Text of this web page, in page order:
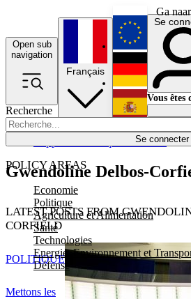
Ga
Open sub
navigation
Recherche
Se connecter
POLICY AREAS
Economie
Politique
Agriculture et Alimentation
Santé
Technologies
Energie, Environnement et
Défense
Économie
Français
English
Deutsch
Español
Se
Vous êtes
Gwendoline Delbos-
LATEST POSTS FROM
CORFIELD
Mettons les
POLITIQUE